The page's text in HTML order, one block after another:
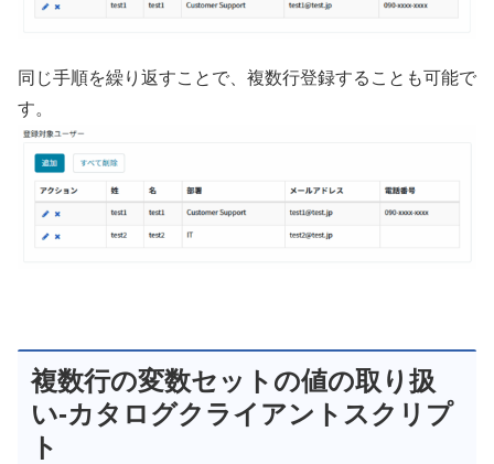
同じ手順を繰り返すことで、複数行登録することも可能で
す。
複数行の変数セットの値の取り扱
い-カタログクライアントスクリプ
ト